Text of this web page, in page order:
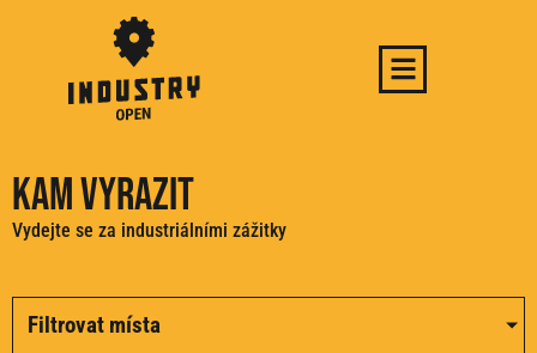
Kam vyrazit
Vydejte se za industriálními zážitky
Filtrovat místa